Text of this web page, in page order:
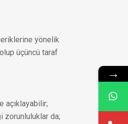
yönelik
üçüncü taraf
açıklayabilir;
zorunluluklar da;
→